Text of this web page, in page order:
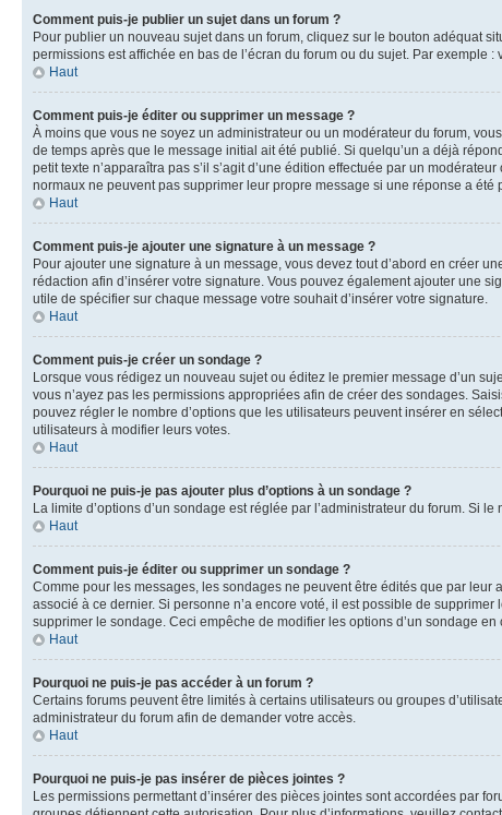
Comment puis-je publier un sujet dans un forum ?
Pour publier un nouveau sujet dans un forum, cliquez sur le bouton adéquat
permissions est affichée en bas de l’écran du forum ou du sujet. Par
Haut
Comment puis-je éditer ou supprimer un message ?
À moins que vous ne soyez un administrateur ou un modérateur du forum,
de temps après que le message initial ait été publié. Si quelqu’un a déjà
petit texte n’apparaîtra pas s’il s’agit d’une édition effectuée par un
normaux ne peuvent pas supprimer leur propre message si une réponse a été
Haut
Comment puis-je ajouter une signature à un message ?
Pour ajouter une signature à un message, vous devez tout d’abord en créer
rédaction afin d’insérer votre signature. Vous pouvez également ajouter une
utile de spécifier sur chaque message votre souhait d’insérer votre signature.
Haut
Comment puis-je créer un sondage ?
Lorsque vous rédigez un nouveau sujet ou éditez le premier message d’un
vous n’ayez pas les permissions appropriées afin de créer des sondages.
pouvez régler le nombre d’options que les utilisateurs peuvent insérer en
utilisateurs à modifier leurs votes.
Haut
Pourquoi ne puis-je pas ajouter plus d’options à un sondage ?
La limite d’options d’un sondage est réglée par l’administrateur du forum. Si
Haut
Comment puis-je éditer ou supprimer un sondage ?
Comme pour les messages, les sondages ne peuvent être édités que par
associé à ce dernier. Si personne n’a encore voté, il est possible de
supprimer le sondage. Ceci empêche de modifier les options d’un sondage en
Haut
Pourquoi ne puis-je pas accéder à un forum ?
Certains forums peuvent être limités à certains utilisateurs ou groupes
administrateur du forum afin de demander votre accès.
Haut
Pourquoi ne puis-je pas insérer de pièces jointes ?
Les permissions permettant d’insérer des pièces jointes sont accordées par